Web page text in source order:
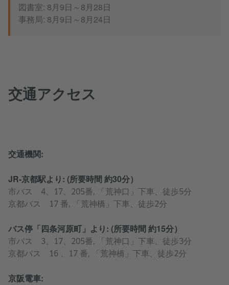
図書室: 8月9日～8月28日
事務局: 8月9日～8月24日
交通アクセス
交通機関:
JR-京都駅より: (所要時間 約30分）
市バス 4、17、205番, 「荒神口」下車、徒歩5分
京都バス 17 番, 「荒神橋」下車、徒歩2分
バス停「四条河原町」より: (所要時間 約15分）
市バス 3、17、205番, 「荒神口」下車、徒歩3分
京都バス 16 、17 番, 「荒神橋」下車、徒歩2分
京阪電車: